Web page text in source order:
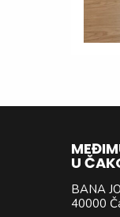
U
BANA
40000